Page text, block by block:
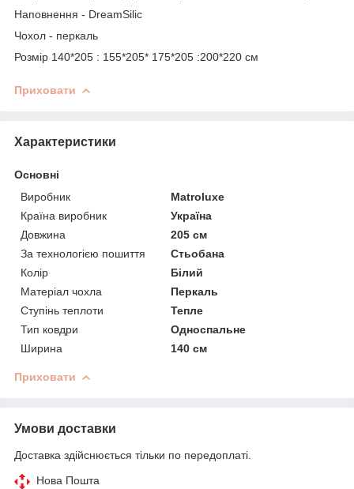
Наповнення - DreamSilic
Чохол - перкаль
Розмір 140*205 : 155*205* 175*205 :200*220 см
Приховати
Характеристики
Основні
Виробник
Matroluxe
Країна виробник
Україна
Довжина
205 см
За технологією пошиття
Стьобана
Колір
Білий
Матеріал чохла
Перкаль
Ступінь теплоти
Тепле
Тип ковдри
Односпальне
Ширина
140 см
Приховати
Умови доставки
Доставка здійснюється тільки по передоплаті.
Нова Пошта